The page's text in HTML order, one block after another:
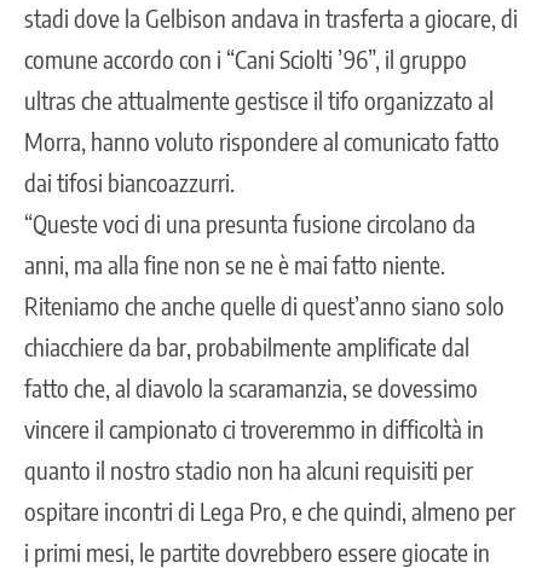
stadi dove la Gelbison andava in trasferta a giocare, di
comune accordo con i “Cani Sciolti ’96”, il gruppo
ultras che attualmente gestisce il tifo organizzato al
Morra, hanno voluto rispondere al comunicato fatto
dai tifosi biancoazzurri.
“Queste voci di una presunta fusione circolano da
anni, ma alla fine non se ne è mai fatto niente.
Riteniamo che anche quelle di quest’anno siano solo
chiacchiere da bar, probabilmente amplificate dal
fatto che, al diavolo la scaramanzia, se dovessimo
vincere il campionato ci troveremmo in difficoltà in
quanto il nostro stadio non ha alcuni requisiti per
ospitare incontri di Lega Pro, e che quindi, almeno per
i primi mesi, le partite dovrebbero essere giocate in